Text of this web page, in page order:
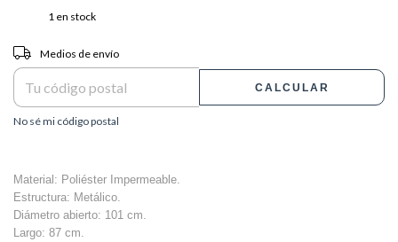
1 en stock
Entregas para el CP:
Medios de envío
CALCULAR
No sé mi código postal
Material: Poliéster Impermeable.
Estructura: Metálico.
Diámetro abierto: 101 cm.
Largo: 87 cm.